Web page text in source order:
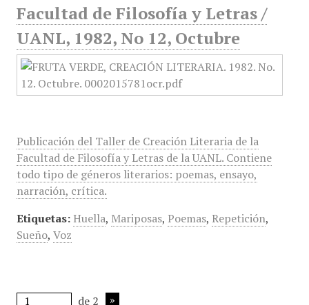
Facultad de Filosofía y Letras /
UANL, 1982, No 12, Octubre
Publicación del Taller de Creación Literaria de la
Facultad de Filosofía y Letras de la UANL. Contiene
todo tipo de géneros literarios: poemas, ensayo,
narración, crítica.
Etiquetas: Huella, Mariposas, Poemas, Repetición,
Sueño, Voz
de 2